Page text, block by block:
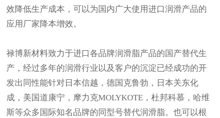
效 降低生产成本，可以为国内广大使用进口润滑产品的
应用厂家降本增效。
禄博新材料致力于进口各品牌润滑脂产品的国产替代生
产，经过多年的润滑行业以及客户的沉淀已经成功的开
发出同性能针对日本信越，德国克鲁勃，日本关东化
成，美国道康宁，摩力克MOLYKOTE，杜邦科慕，哈维
斯等众多国际知名品牌的同型号替代润滑脂。也可以根